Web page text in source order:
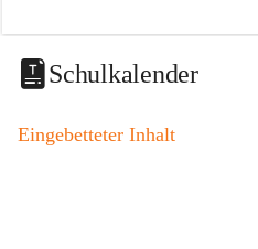
i
t
a
o
Schulkalender
Eingebetteter Inhalt